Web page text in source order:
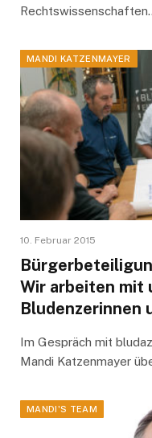
MANDI KATZENMAYER
10. Februar 2015
Wir arbeiten mit
Bludenzerinnen
Im Gespräch mit
Mandi Katzenmayer
MANDI'S TEAM